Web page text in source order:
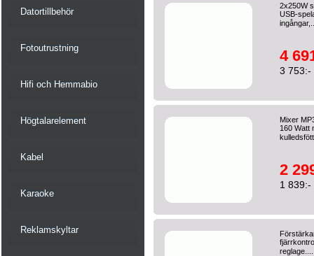
Datortillbehör
Fotoutrustning
Hifi och Hemmabio
Högtalarelement
Kabel
Karaoke
Reklamskyltar
2x250W
USB-
4
3 753:-
Mixer
160 Watt
2
1 839:-